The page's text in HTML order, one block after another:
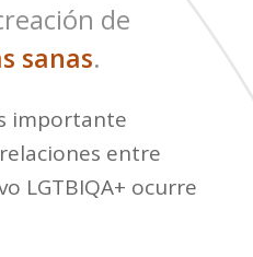
de
sanas.
importante
entre
LGTBIQA+ ocurre